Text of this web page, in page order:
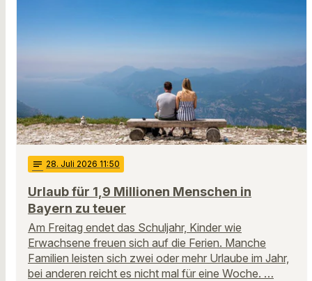
notes 28. Juli 2026 11:50
Urlaub für 1,9 Millionen Menschen in
Bayern zu teuer
Am Freitag endet das Schuljahr, Kinder wie
Erwachsene freuen sich auf die Ferien. Manche
Familien leisten sich zwei oder mehr Urlaube im Jahr,
bei anderen reicht es nicht mal für eine Woche. …